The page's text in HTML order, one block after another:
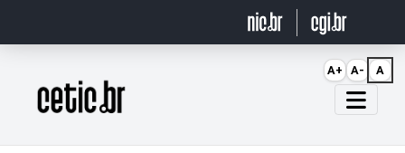
Página inicial
A+ A- A